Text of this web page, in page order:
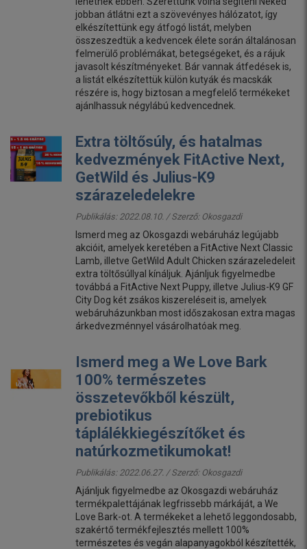
jobban átlátni ezt a szövevényes hálózatot, így
elkészítettünk egy átfogó listát, melyben
összeszedtük a kedvencek élete során általánosan
felmerülő problémákat, betegségeket, és a rájuk
javasolt készítményeket. Bár vannak átfedések is,
a listát elkészítettük külön kutyák és macskák
részére is, hogy biztosan a megfelelő termékeket
ajánlhassuk négylábú kedvencednek.
Extra töltősúly, és hatalmas
kedvezmények FitActive Next,
GetWild és Julius-K9
szárazeledelekre
Publikálás: 2022.08.10. / Szerző: Okosgazdi
Ismerd meg az Okosgazdi webáruház legújabb
akcióit, amelyek keretében a FitActive Next Classic
Lamb, illetve GetWild Adult Chicken szárazeledeleit
extra töltősúllyal kínáljuk. Ajánljuk figyelmedbe
továbbá a FitActive Next Puppy, illetve Julius-K9 GF
City Dog két zsákos kiszereléseit is, amelyek
webáruházunkban most időszakosan extra magas
árkedvezménnyel vásárolhatóak meg.
Ismerd meg a We Love Bark
100% természetes
összetevőkből készült,
prebiotikus
táplálékkiegészítőket és
natúrkozmetikumokat!
Publikálás: 2022.06.27. / Szerző: Okosgazdi
Ajánljuk figyelmedbe az Okosgazdi webáruház
termékpalettájának legfrissebb márkáját, a We
Love Bark-ot. A termékeket a lehető leggondosabb,
szakértő termékfejlesztés mellett 100%
természetes és vegán alapanyagokból készítették,